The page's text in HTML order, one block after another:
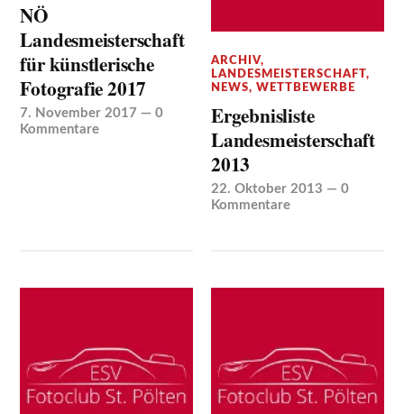
NÖ
Landesmeisterschaft
für künstlerische
Fotografie 2017
7. November 2017 —0
Kommentare
ARCHIV,
LANDESMEISTERSCHAFT,
NEWS,WETTBEWERBE
Ergebnisliste
Landesmeisterschaft
2013
22. Oktober 2013 —0
Kommentare